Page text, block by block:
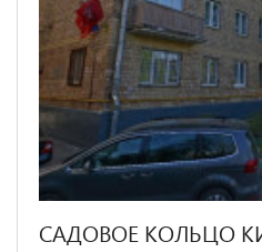
САДОВОЕ КОЛЬЦО